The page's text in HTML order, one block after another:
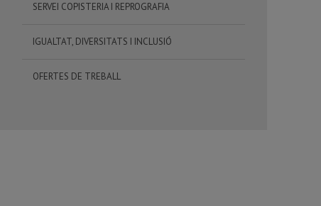
SERVEI COPISTERIA I REPROGRAFIA
IGUALTAT, DIVERSITATS I INCLUSIÓ
OFERTES DE TREBALL